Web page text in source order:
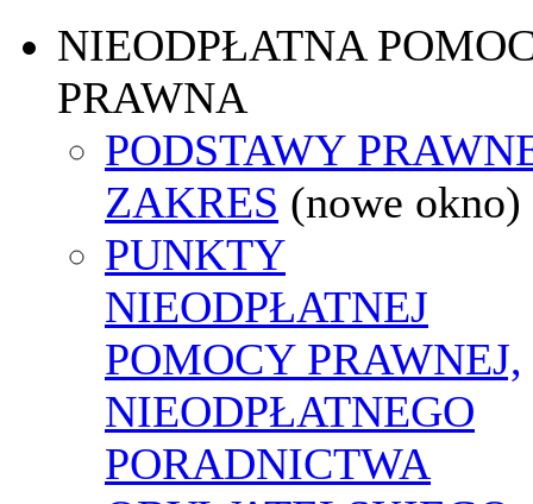
NIEODPŁATNA
PRAWNA
PODSTAWY
ZAKRES (nowe okno)
PUNKTY
NIEODPŁATNEJ
POMOCY PRAWNEJ,
NIEODPŁATNEGO
PORADNICTWA